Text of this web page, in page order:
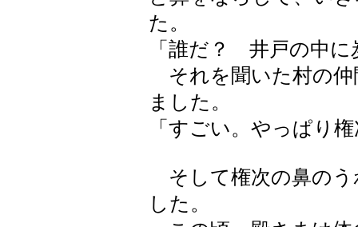
た。
「誰だ？ 井戸の中に
それを聞いた村の仲
ました。
「すごい。やっぱり
そして権次の鼻のう
した。